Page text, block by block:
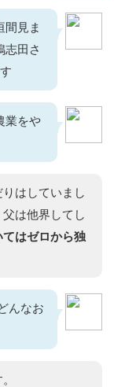
間見ま
志田さ
業をや
はしていまし
は他界してし
てはゼロから独
んなお